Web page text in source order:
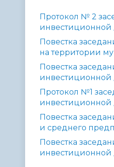
Протокол № 2
инвестиционной
Повестка
на территории
Повестка
инвестиционной
Протокол №1
инвестиционной
Повестка
и среднего
Повестка
инвестиционной